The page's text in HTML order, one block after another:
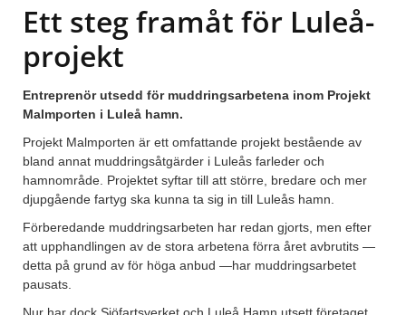
Ett steg framåt för Luleå-
projekt
Entreprenör utsedd för muddringsarbetena inom Projekt
Malmporten i Luleå hamn.
Projekt Malmporten är ett omfattande projekt bestående av
bland annat muddringsåtgärder i Luleås farleder och
hamnområde. Projektet syftar till att större, bredare och mer
djupgående fartyg ska kunna ta sig in till Luleås hamn.
Förberedande muddringsarbeten har redan gjorts, men efter
att upphandlingen av de stora arbetena förra året avbrutits —
detta på grund av för höga anbud —har muddringsarbetet
pausats.